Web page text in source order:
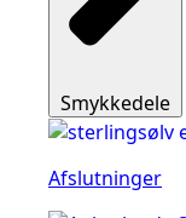
Smykkedele
Afslutninger